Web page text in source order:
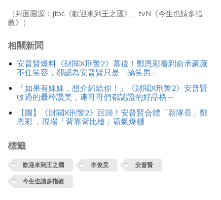
（封面圖源：jtbc《歡迎來到王之國》、tvN《今生也請多指
教》）
相關新聞
安普賢爆料《財閥X刑警2》幕後！鄭恩彩看到俞承豪藏
不住笑容，卻認為安普賢只是「搞笑男」
「如果有妹妹，想介紹給你！」《財閥X刑警2》安普賢
收過的最棒讚美，連哥哥們都認證的好品格～
【圖】《財閥X刑警2》回歸！安普賢合體「新隊長」鄭
恩彩 ，現場「背靠背比槍」霸氣爆棚
標籤
歡迎來到王之國 李俊昊 安普賢
今生也請多指教